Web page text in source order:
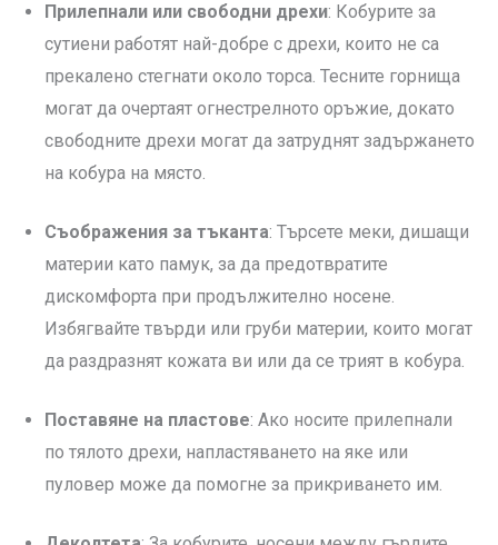
Прилепнали или свободни дрехи: Кобурите за
сутиени работят най-добре с дрехи, които не са
прекалено стегнати около торса. Тесните горнища
могат да очертаят огнестрелното оръжие, докато
свободните дрехи могат да затруднят задържането
на кобура на място.
Съображения за тъканта: Търсете меки, дишащи
материи като памук, за да предотвратите
дискомфорта при продължително носене.
Избягвайте твърди или груби материи, които могат
да раздразнят кожата ви или да се трият в кобура.
Поставяне на пластове: Ако носите прилепнали
по тялото дрехи, напластяването на яке или
пуловер може да помогне за прикриването им.